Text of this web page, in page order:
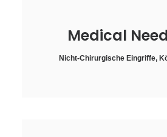
Medical
Nicht-Chirurgische Eingriffe,